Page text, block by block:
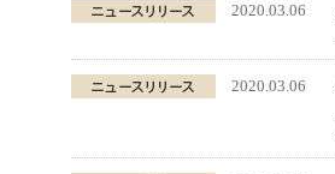
2020.03.06
2020.03.06